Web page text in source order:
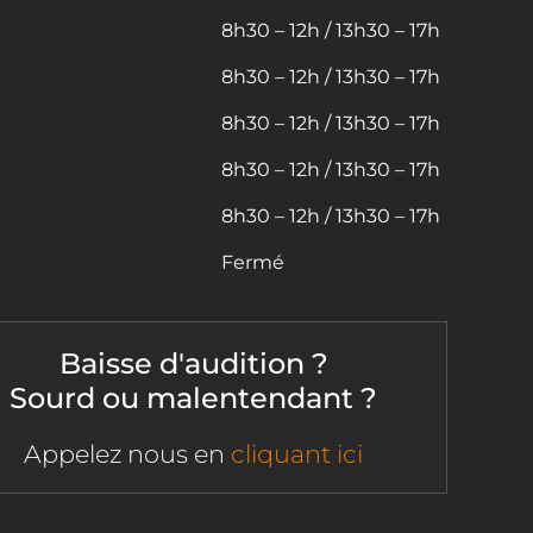
8h30 – 12h / 13h30 – 17h
8h30 – 12h / 13h30 – 17h
8h30 – 12h / 13h30 – 17h
8h30 – 12h / 13h30 – 17h
8h30 – 12h / 13h30 – 17h
Fermé
Baisse d'audition ?
Sourd ou malentendant ?
Appelez nous en cliquant ici